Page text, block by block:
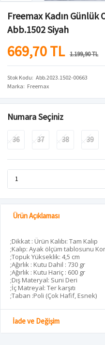
Freemax Kadın Günlük
Abb.1502 Siyah
669,70 TL 1.199,90 TL
Stok Kodu Abb.2023.1502-00663
Marka
Freemax
Numara Seçiniz
36 37 38 39
Ürün Açıklaması
;Dikkat : Ürün Kalıbı: Tam Kalıp
;Kalıp: Ayak ölçüm tablosunu
;Topuk Yükseklik: 4,5 cm
;Ağırlık : Kutu Dahil : 730 gr
;Ağırlık : Kutu Hariç : 600 gr
;Dış Materyal: Suni Deri
;İç Matreyal: Ter karşıtı
;Taban :Poli (Çok Hafif, Esnek)
İade ve Değişim